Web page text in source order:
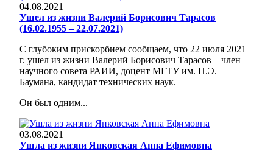
04.08.2021
Ушел из жизни Валерий Борисович Тарасов
(16.02.1955 – 22.07.2021)
С глубоким прискорбием сообщаем, что 22 июля 2021
г. ушел из жизни Валерий Борисович Тарасов – член
научного совета РАИИ, доцент МГТУ им. Н.Э.
Баумана, кандидат технических наук.
Он был одним...
03.08.2021
Ушла из жизни Янковская Анна Ефимовна